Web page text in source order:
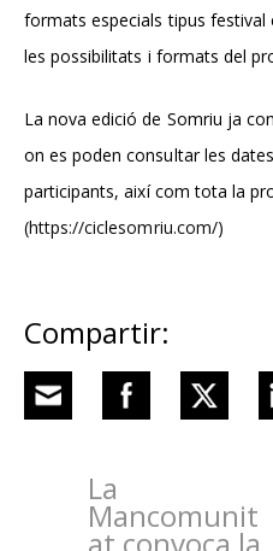
formats especials tipus
les possibilitats i formats del
La nova edició de Somriu ja
on es poden consultar les
participants, així com tota la
(https://ciclesomriu.com/)
Compartir:
La
Mancomunit